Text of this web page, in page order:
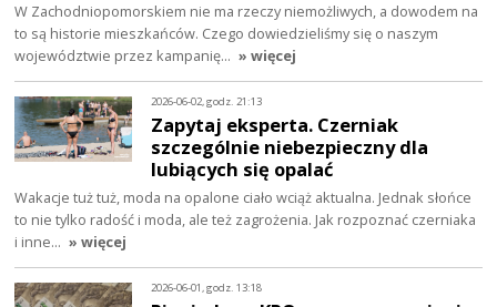
W Zachodniopomorskiem nie ma rzeczy niemożliwych, a dowodem na
to są historie mieszkańców. Czego dowiedzieliśmy się o naszym
województwie przez kampanię… » więcej
2026-06-02, godz. 21:13
Zapytaj eksperta. Czerniak
szczególnie niebezpieczny dla
lubiących się opalać
Wakacje tuż tuż, moda na opalone ciało wciąż aktualna. Jednak słońce
to nie tylko radość i moda, ale też zagrożenia. Jak rozpoznać czerniaka
i inne… » więcej
2026-06-01, godz. 13:18